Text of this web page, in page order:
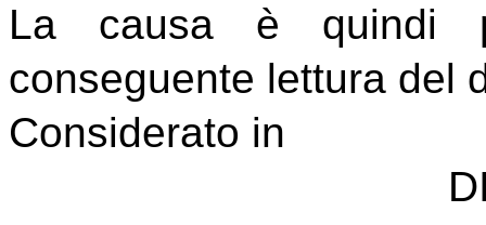
La causa è quindi
conseguente lettura del
Considerato in